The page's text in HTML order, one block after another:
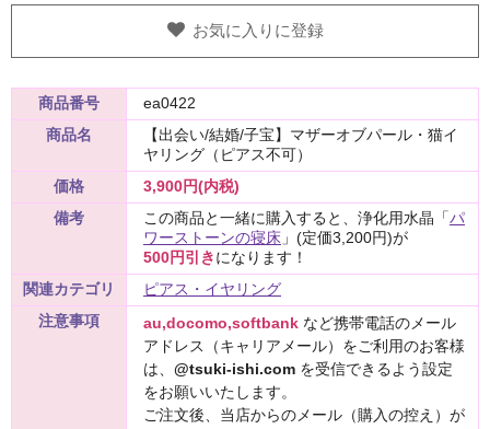
お気に入りに登録
商品番号
ea0422
商品名
【出会い/結婚/子宝】マザーオブパール・猫イ
ヤリング（ピアス不可）
価格
3,900円(内税)
備考
この商品と一緒に購入すると、浄化用水晶「 パ
ワーストーンの寝床 」(定価3,200円)が
500円引き になります！
関連カテゴリ
ピアス・イヤリング
注意事項
au,docomo,softbank など携帯電話のメール
アドレス（キャリアメール）をご利用のお客様
は、 @tsuki-ishi.com を受信できるよう設定
をお願いいたします。
ご注文後、当店からのメール（購入の控え）が